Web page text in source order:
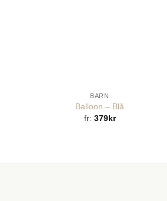
BARN
Balloon – Blå
fr: 379kr